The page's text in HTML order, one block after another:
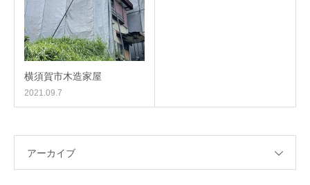
横須賀市木造家屋
2021.09.7
アーカイブ